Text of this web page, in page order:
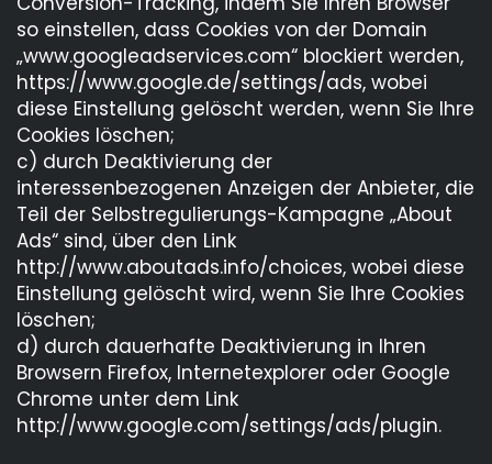
so einstellen, dass Cookies von der Domain
„www.googleadservices.com“ blockiert werden,
https://www.google.de/settings/ads, wobei
diese Einstellung gelöscht werden, wenn Sie Ihre
Cookies löschen;
c) durch Deaktivierung der
interessenbezogenen Anzeigen der Anbieter, die
Teil der Selbstregulierungs-Kampagne „About
Ads“ sind, über den Link
http://www.aboutads.info/choices, wobei diese
Einstellung gelöscht wird, wenn Sie Ihre Cookies
löschen;
d) durch dauerhafte Deaktivierung in Ihren
Browsern Firefox, Internetexplorer oder Google
Chrome unter dem Link
http://www.google.com/settings/ads/plugin.